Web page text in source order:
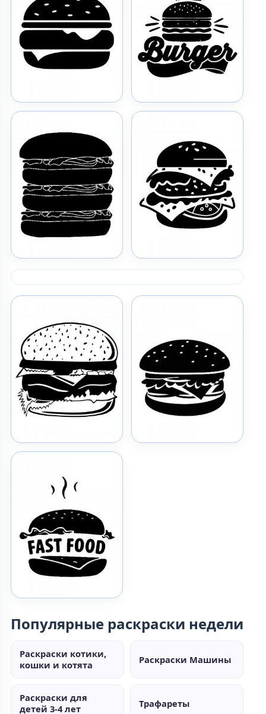
Популярные раскраски недели
Раскраски котики,
кошки и котята
Раскраски Машины
Раскраски для
детей 3-4 лет
Трафареты